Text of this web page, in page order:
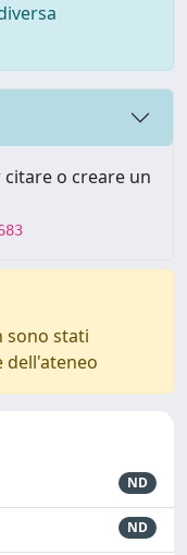
o creare un
sono stati
dell'ateneo
ND
ND